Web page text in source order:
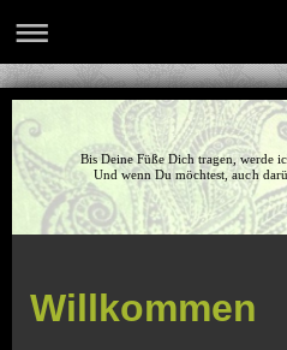
Bis Deine Füße Dich tragen, werde
Und wenn Du möchtest, auch
Willkommen